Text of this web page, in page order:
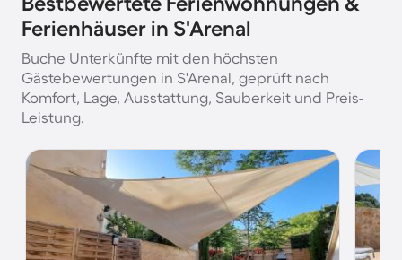
Ferienhäuser in S'Arenal
Buche Unterkünfte mit den höchsten
Gästebewertungen in S'Arenal, geprüft nach
Komfort, Lage, Ausstattung, Sauberkeit und Preis-
Leistung.